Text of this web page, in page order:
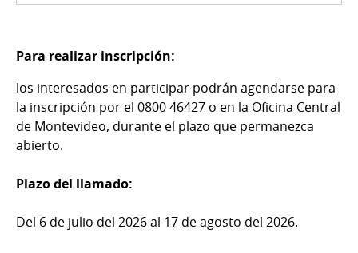
Para realizar inscripción:
los interesados en participar podrán agendarse para
la inscripción por el 0800 46427 o en la Oficina Central
de Montevideo, durante el plazo que permanezca
abierto.
Plazo del llamado:
Del 6 de julio del 2026 al 17 de agosto del 2026.